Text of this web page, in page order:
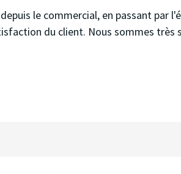
le commercial, en passant par
du client. Nous sommes très